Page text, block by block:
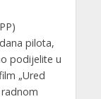
pilota,
podijelite u
„Ured